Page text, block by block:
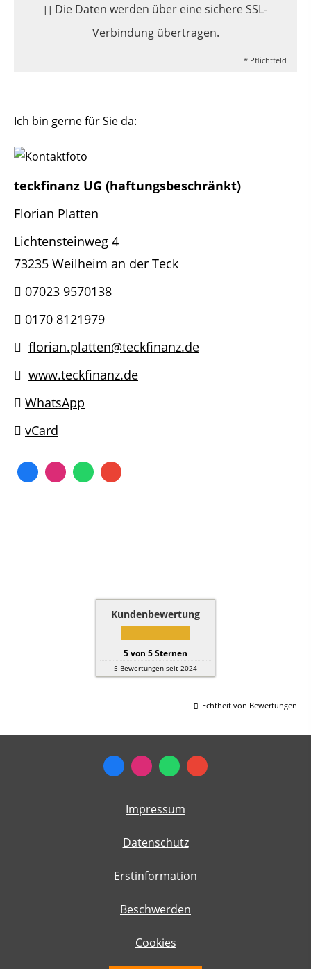
Die Daten werden über eine sichere SSL-
Verbindung übertragen.
* Pflichtfeld
Ich bin gerne für Sie da:
teckfinanz UG (haftungsbeschränkt)
Florian Platten
Lichtensteinweg 4
73235 Weilheim an der Teck
07023 9570138
0170 8121979
florian.platten@teckfinanz.de
www.teckfinanz.de
WhatsApp
vCard
Kundenbewertung
5von 5Sternen
5 Bewertungen seit 2024
Echtheit von Bewertungen
Impressum
Datenschutz
Erstinformation
Beschwerden
Cookies